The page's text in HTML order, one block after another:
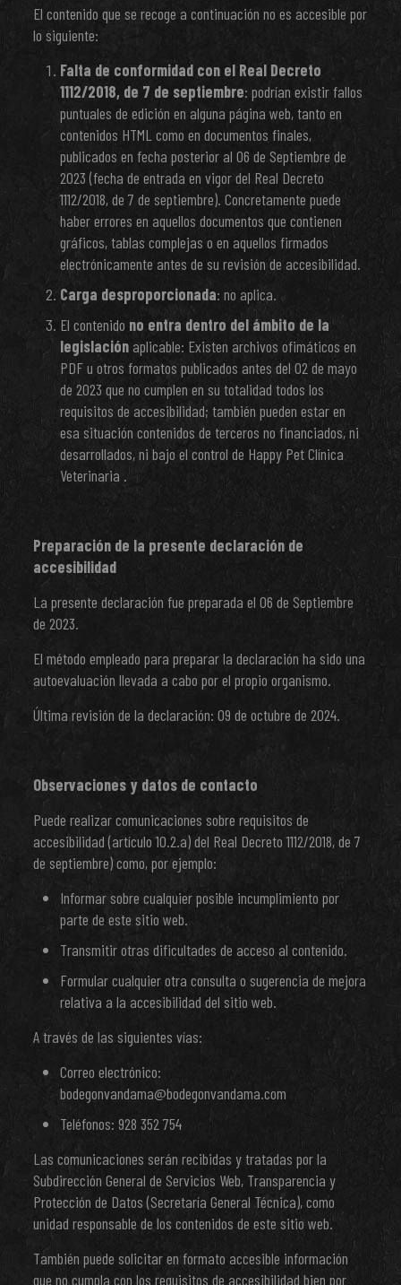
El contenido que se recoge a continuación no es accesible por
lo siguiente:
Falta de conformidad con el Real Decreto
1112/2018, de 7 de septiembre: podrían existir fallos
puntuales de edición en alguna página web, tanto en
contenidos HTML como en documentos finales,
publicados en fecha posterior al 06 de Septiembre de
2023 (fecha de entrada en vigor del Real Decreto
1112/2018, de 7 de septiembre). Concretamente puede
haber errores en aquellos documentos que contienen
gráficos, tablas complejas o en aquellos firmados
electrónicamente antes de su revisión de accesibilidad.
Carga desproporcionada: no aplica.
El contenido no entra dentro del ámbito de la
legislación aplicable: Existen archivos ofimáticos en
PDF u otros formatos publicados antes del 02 de mayo
de 2023 que no cumplen en su totalidad todos los
requisitos de accesibilidad; también pueden estar en
esa situación contenidos de terceros no financiados, ni
desarrollados, ni bajo el control de Happy Pet Clínica
Veterinaria .
Preparación de la presente declaración de
accesibilidad
La presente declaración fue preparada el 06 de Septiembre
de 2023.
El método empleado para preparar la declaración ha sido una
autoevaluación llevada a cabo por el propio organismo.
Última revisión de la declaración: 09 de octubre de 2024.
Observaciones y datos de contacto
Puede realizar comunicaciones sobre requisitos de
accesibilidad (artículo 10.2.a) del Real Decreto 1112/2018, de 7
de septiembre) como, por ejemplo:
Informar sobre cualquier posible incumplimiento por
parte de este sitio web.
Transmitir otras dificultades de acceso al contenido.
Formular cualquier otra consulta o sugerencia de mejora
relativa a la accesibilidad del sitio web.
A través de las siguientes vías:
Correo electrónico:
bodegonvandama@bodegonvandama.com
Teléfonos: 928 352 754
Las comunicaciones serán recibidas y tratadas por la
Subdirección General de Servicios Web, Transparencia y
Protección de Datos (Secretaría General Técnica), como
unidad responsable de los contenidos de este sitio web.
También puede solicitar en formato accesible información
que no cumpla con los requisitos de accesibilidad bien por